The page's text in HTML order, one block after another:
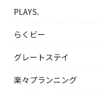
PLAYS.
らくビー
グレートステイ
楽々プランニング